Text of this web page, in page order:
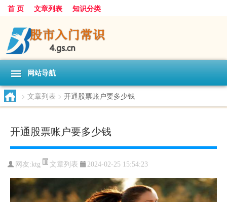
首 页 文章列表 知识分类
网站导航
> 文章列表 > 开通股票账户要多少钱
开通股票账户要多少钱
网友: ktg 文章列表 2024-02-25 15:54:23